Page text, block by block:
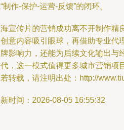
制作-保护-运营-反馈”的闭环。
宣传片的营销成功离不开制作精
意内容吸引眼球，再借助专业代
影响力，还能为后续文化输出与
，这一模式值得更多城市营销项
转载，请注明出处：http://
时间：2026-08-05 16:55:32